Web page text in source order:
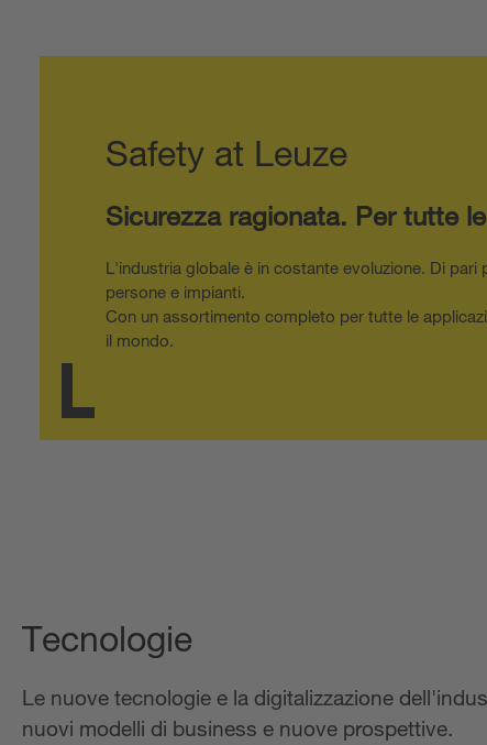
Safety at Leuze
Sicurezza ragionata. Per tutte
L'industria globale è in costante evoluzione. Di
persone e impianti.
Con un assortimento completo per tutte le
il mondo.
Tecnologie
Le nuove tecnologie e la digitalizzazione
nuovi modelli di business e nuove prospettive.